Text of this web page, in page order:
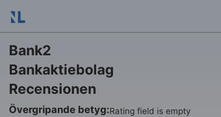
Bank2
Bankaktiebolag
Recensionen
Övergripande betyg:Rating field is empty